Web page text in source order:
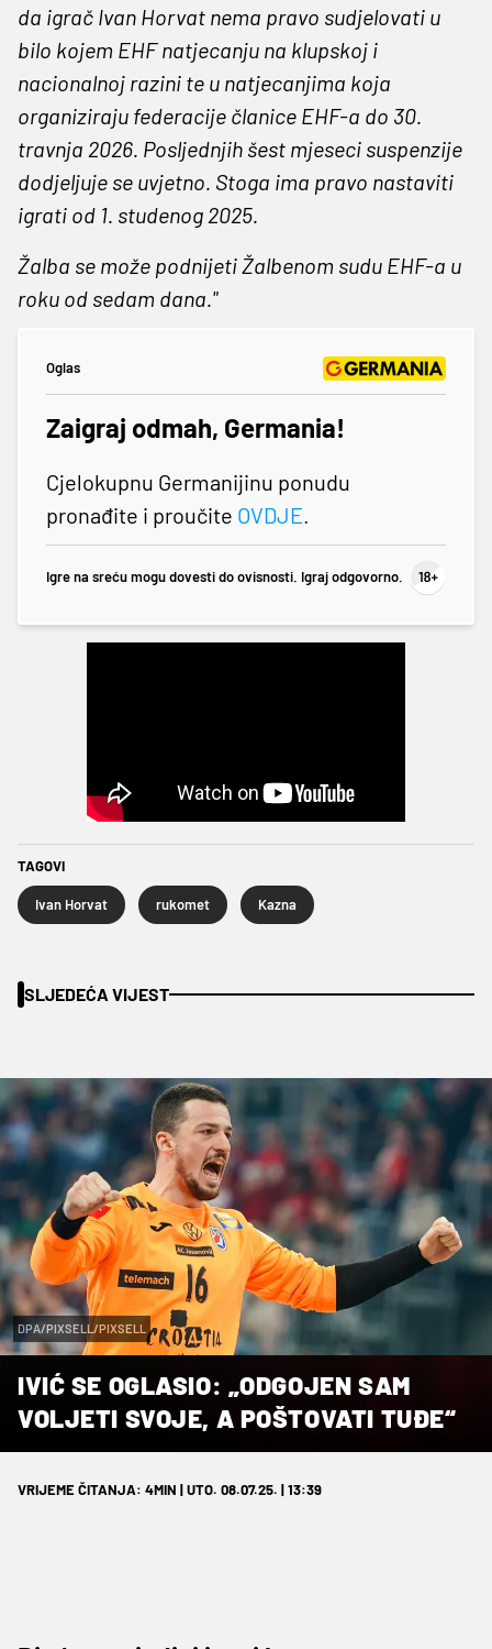
da igrač Ivan Horvat nema pravo sudjelovati u
bilo kojem EHF natjecanju na klupskoj i
nacionalnoj razini te u natjecanjima koja
organiziraju federacije članice EHF-a do 30.
travnja 2026. Posljednjih šest mjeseci suspenzije
dodjeljuje se uvjetno. Stoga ima pravo nastaviti
igrati od 1. studenog 2025.
Žalba se može podnijeti Žalbenom sudu EHF-a u
roku od sedam dana."
Oglas
Zaigraj odmah, Germania!
Cjelokupnu Germanijinu ponudu
pronađite i proučite OVDJE.
Igre na sreću mogu dovesti do ovisnosti. Igraj odgovorno.
TAGOVI
Ivan Horvat rukomet Kazna
SLJEDEĆA VIJEST
DPA/PIXSELL/PIXSELL
IVIĆ SE OGLASIO: „ODGOJEN SAM
VOLJETI SVOJE, A POŠTOVATI TUĐE“
VRIJEME ČITANJA: 4MIN | UTO. 08.07.25. | 13:39